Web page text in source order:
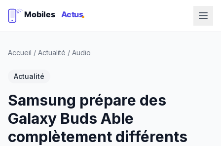
Accueil / Actualité / Audio
Actualité
Samsung prépare des
Galaxy Buds Able
complètement différents